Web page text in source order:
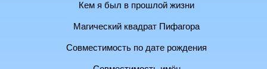
Кем я был в прошлой жизни
Магический квадрат Пифагора
Совместимость по дате рождения